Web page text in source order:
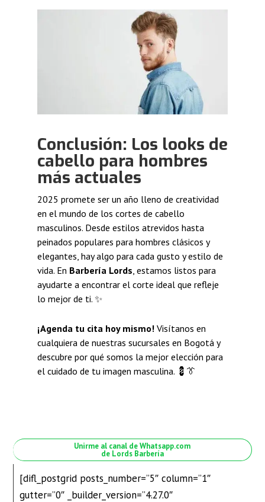
Conclusión: Los looks de
cabello para hombres
más actuales
2025 promete ser un año lleno de creatividad
en el mundo de los cortes de cabello
masculinos. Desde estilos atrevidos hasta
peinados populares para hombres clásicos y
elegantes, hay algo para cada gusto y estilo de
vida. En Barbería Lords, estamos listos para
ayudarte a encontrar el corte ideal que refleje
lo mejor de ti. ✨
¡Agenda tu cita hoy mismo!Visítanos en
cualquiera de nuestras sucursales en Bogotá y
descubre por qué somos la mejor elección para
el cuidado de tu imagen masculina. 💈👔
Unirme al canal de Whatsapp.com
de Lords Barbería
[difl_postgrid posts_number=”5″ column=”1″
gutter=”0″ _builder_version=”4.27.0″